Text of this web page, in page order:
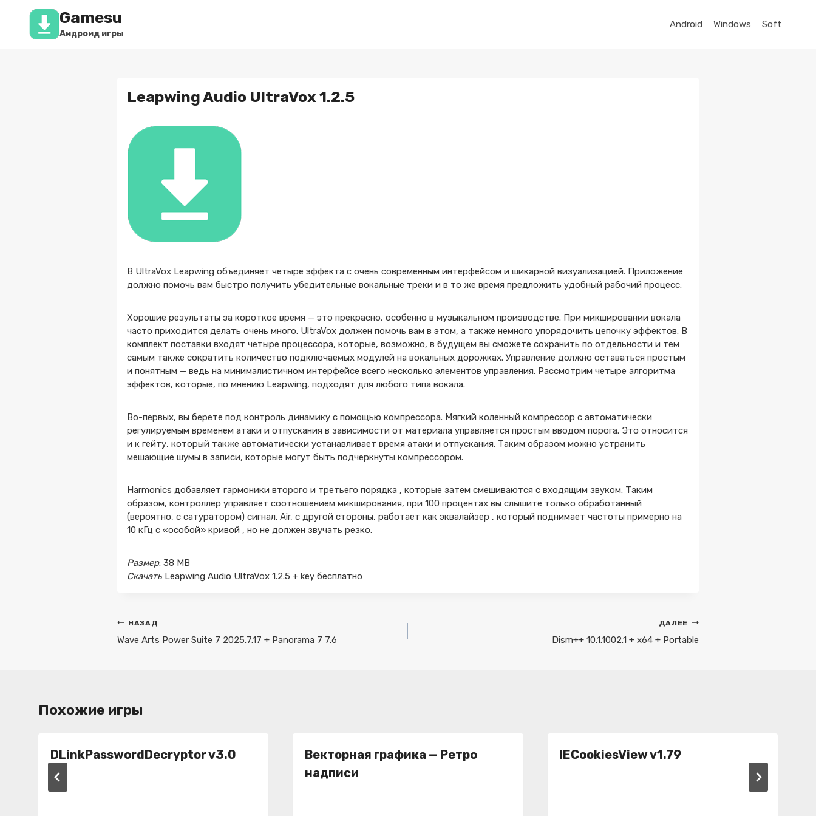
Перейти
содержимому
Gamesu
Андроид игры
Android Windows Soft
Leapwing Audio UltraVox 1.2.5
В UltraVox Leapwing объединяет четыре эффекта с очень современным интерфейсом и шикарной визуализацией. Приложение
должно помочь вам быстро получить убедительные вокальные треки и в то же время предложить удобный рабочий процесс.
Хорошие результаты за короткое время — это прекрасно, особенно в музыкальном производстве. При микшировании вокала
часто приходится делать очень много. UltraVox должен помочь вам в этом, а также немного упорядочить цепочку эффектов. В
комплект поставки входят четыре процессора, которые, возможно, в будущем вы сможете сохранить по отдельности и тем
самым также сократить количество подключаемых модулей на вокальных дорожках. Управление должно оставаться простым
и понятным — ведь на минималистичном интерфейсе всего несколько элементов управления. Рассмотрим четыре алгоритма
эффектов, которые, по мнению Leapwing, подходят для любого типа вокала.
Во-первых, вы берете под контроль динамику с помощью компрессора. Мягкий коленный компрессор с автоматически
регулируемым временем атаки и отпускания в зависимости от материала управляется простым вводом порога. Это относится
и к гейту, который также автоматически устанавливает время атаки и отпускания. Таким образом можно устранить
мешающие шумы в записи, которые могут быть подчеркнуты компрессором.
Harmonics добавляет гармоники второго и третьего порядка , которые затем смешиваются с входящим звуком. Таким
образом, контроллер управляет соотношением микширования, при 100 процентах вы слышите только обработанный
(вероятно, с сатуратором) сигнал. Air, с другой стороны, работает как эквалайзер , который поднимает частоты примерно на
10 кГц с «особой» кривой , но не должен звучать резко.
Размер: 38 MB
Скачать Leapwing Audio UltraVox 1.2.5 + key бесплатно
Навигация
по
НАЗАД
Wave Arts Power Suite 7 2025.7.17 + Panorama 7 7.6
ДАЛЕЕ
Dism++ 10.1.1002.1 + х64 + Portable
Похожие игры
DLinkPasswordDecryptor v3.0
Векторная графика — Ретро
надписи
IECookiesView v1.79